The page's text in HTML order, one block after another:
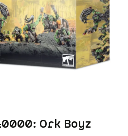
Ork Boyz